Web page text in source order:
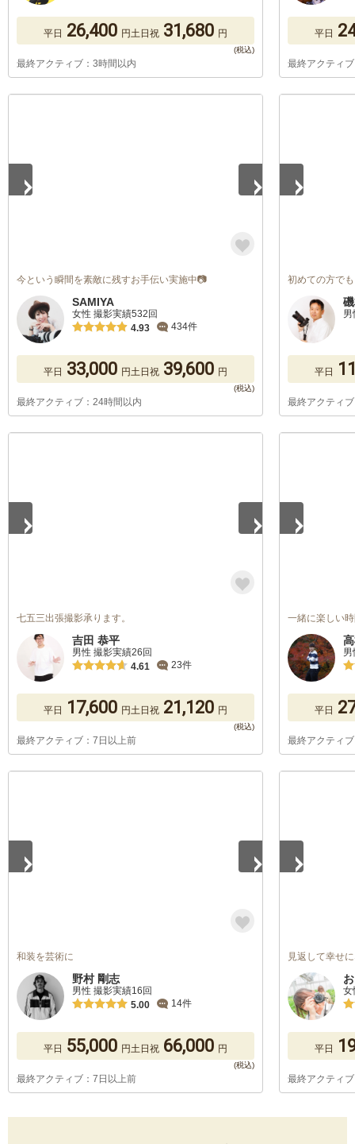
平日 26,400 円土日祝 31,680 円
最終アクティブ：3時間以内
平日
最終アクティ
今という瞬間を素敵に残すお手伝い実施中📷
SAMIYA
女性 撮影実績532回
4.93
434件
平日 33,000 円土日祝 39,600 円
最終アクティブ：24時間以内
初めての方で
男
平日
最終アクティ
七五三出張撮影承ります。
吉田 恭平
男性 撮影実績26回
4.61
23件
平日 17,600 円土日祝 21,120 円
最終アクティブ：7日以上前
一緒に楽しい
男
平日
最終アクティ
和装を芸術に
野村 剛志
男性 撮影実績16回
5.00
14件
平日 55,000 円土日祝 66,000 円
最終アクティブ：7日以上前
見返して幸せ
女
平日
最終アクティ